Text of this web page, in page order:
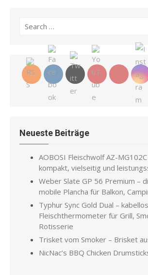
Search
Neueste Beiträge
AOBOSI Fleischwolf AZ-
kompakt, vielseitig und
Weber Slate GP 56 Premium –
mobile Plancha für Balkon,
Typhur Sync Gold Dual –
Fleischthermometer für Grill,
Rotisserie
Trisket vom Smoker – Brisket
NicNac’s BBQ Chicken